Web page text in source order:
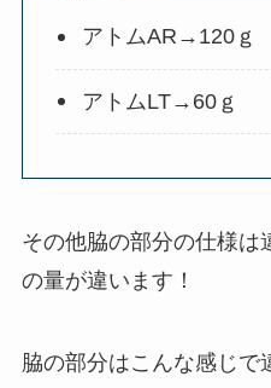
アトムAR→120ｇ
アトムLT→60ｇ
その他脇の部分の仕様は
の量が違います！
脇の部分はこんな感じで